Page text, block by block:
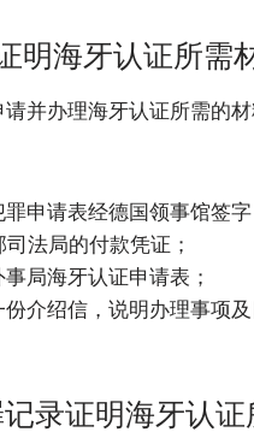
明海牙认证所需
并办理海牙认证所需的
申请表经德国领事馆签字
法局的付款凭证；
局海牙认证申请表；
介绍信，说明办理事项及
录证明海牙认证